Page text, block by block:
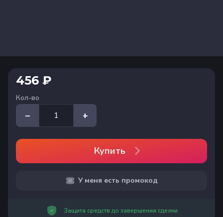
456 ₽
Кол-во
– +
Купить
У меня есть промокод
Защита средств до завершения сделки